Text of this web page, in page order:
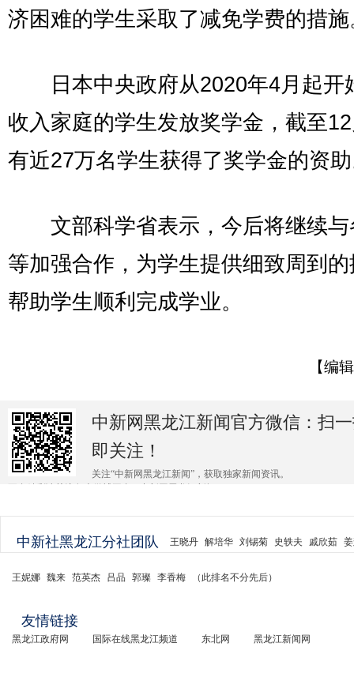
济困难的学生采取了减免学费的措施
日本中央政府从2020年4月起开
收入家庭的学生发放奖学金，截至
有近27万名学生获得了奖学金的资
文部科学省表示，今后将继续与
等加强合作，为学生提供细致周到
帮助学生顺利完成学业。
【编
中新网黑龙江新闻官方微信：扫
即关注！
关注“中新网黑龙江新闻”，获取独家新闻资讯。
中新社黑龙江分社团队 王晓丹 解培华 刘锡菊 史轶夫 戚欣茹
王妮娜 魏来 范英杰 吕品 郭璨 李香梅 （此排名不分先后）
友情链接
黑龙江政府网 国际在线黑龙江频道 东北网 黑龙江新闻网